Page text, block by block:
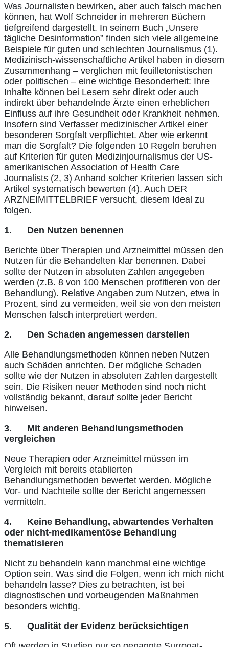
Was Journalisten bewirken, aber auch falsch machen
können, hat Wolf Schneider in mehreren Büchern
tiefgreifend dargestellt. In seinem Buch „Unsere
tägliche Desinformation” finden sich viele allgemeine
Beispiele für guten und schlechten Journalismus (1).
Medizinisch-wissenschaftliche Artikel haben in diesem
Zusammenhang – verglichen mit feuilletonistischen
oder politischen – eine wichtige Besonderheit: Ihre
Inhalte können bei Lesern sehr direkt oder auch
indirekt über behandelnde Ärzte einen erheblichen
Einfluss auf ihre Gesundheit oder Krankheit nehmen.
Insofern sind Verfasser medizinischer Artikel einer
besonderen Sorgfalt verpflichtet. Aber wie erkennt
man die Sorgfalt? Die folgenden 10 Regeln beruhen
auf Kriterien für guten Medizinjournalismus der US-
amerikanischen Association of Health Care
Journalists (2, 3) Anhand solcher Kriterien lassen sich
Artikel systematisch bewerten (4). Auch DER
ARZNEIMITTELBRIEF versucht, diesem Ideal zu
folgen.
1. Den Nutzen benennen
Berichte über Therapien und Arzneimittel müssen den
Nutzen für die Behandelten klar benennen. Dabei
sollte der Nutzen in absoluten Zahlen angegeben
werden (z.B. 8 von 100 Menschen profitieren von der
Behandlung). Relative Angaben zum Nutzen, etwa in
Prozent, sind zu vermeiden, weil sie von den meisten
Menschen falsch interpretiert werden.
2. Den Schaden angemessen darstellen
Alle Behandlungsmethoden können neben Nutzen
auch Schäden anrichten. Der mögliche Schaden
sollte wie der Nutzen in absoluten Zahlen dargestellt
sein. Die Risiken neuer Methoden sind noch nicht
vollständig bekannt, darauf sollte jeder Bericht
hinweisen.
3. Mit anderen Behandlungsmethoden
vergleichen
Neue Therapien oder Arzneimittel müssen im
Vergleich mit bereits etablierten
Behandlungsmethoden bewertet werden. Mögliche
Vor- und Nachteile sollte der Bericht angemessen
vermitteln.
4. Keine Behandlung, abwartendes Verhalten
oder nicht-medikamentöse Behandlung
thematisieren
Nicht zu behandeln kann manchmal eine wichtige
Option sein. Was sind die Folgen, wenn ich mich nicht
behandeln lasse? Dies zu betrachten, ist bei
diagnostischen und vorbeugenden Maßnahmen
besonders wichtig.
5. Qualität der Evidenz berücksichtigen